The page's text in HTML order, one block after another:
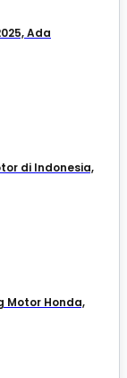
Ada
di Indonesia,
Motor Honda,